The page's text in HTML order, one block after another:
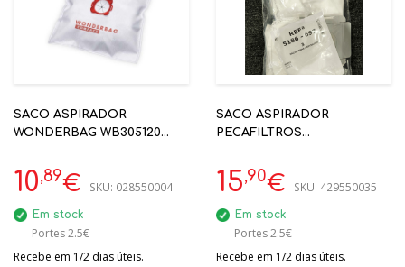
SACO ASPIRADOR
WONDERBAG WB305120
ROWENTA
10,89€ SKU: 028550004
Em stock
Portes 2.5€
Recebe em 1/2 dias úteis.
SACO ASPIRADOR
PECAFILTROS
SACOS PARA ASPIRADOR
IROBOT ROOMBA
15,90€ SKU: 429550035
Em stock
Portes 2.5€
Recebe em 1/2 dias úteis.